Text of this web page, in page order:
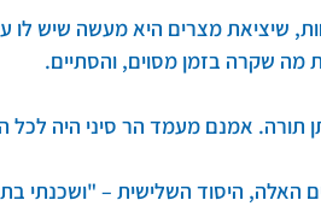
שיציאת מצרים היא מעשה שיש לו
מה שקרה בזמן מסוים, והסתיים.
תורה. אמנם מעמד הר סיני היה
האלה, היסוד השלישית – "ושכנתי